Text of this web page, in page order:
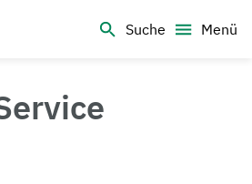
Universität Bayreuth
Suche Menü